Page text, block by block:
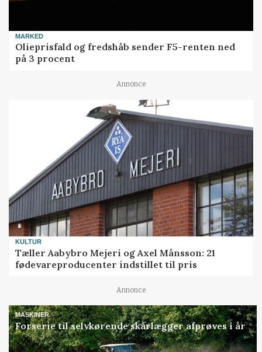
MARKED
Olieprisfald og fredshåb sender F5-renten ned
på 3 procent
Annonce
KULTUR
Tæller Aabybro Mejeri og Axel Månsson: 21
fødevareproducenter indstillet til pris
Annonce
MASKINER
Forserie til selvkørende skårlægger afprøves i år